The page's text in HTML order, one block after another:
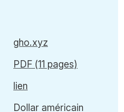
gho.xyz
PDF (11 pages)
lien
Dollar américain